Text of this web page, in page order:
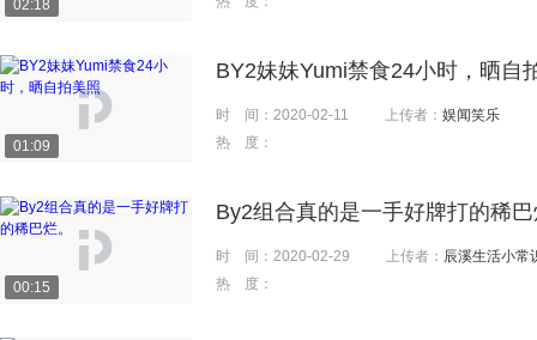
02:18
01:09
BY2妹妹Yumi禁食24小时，晒自
时 间： 2020-02-11 上传者： 娱闻笑乐
热 度：
00:15
By2组合真的是一手好牌打的稀
时 间： 2020-02-29 上传者： 辰溪生活小常
热 度：